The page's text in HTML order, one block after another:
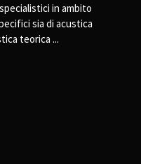
in ambito
sia di acustica
teorica ...